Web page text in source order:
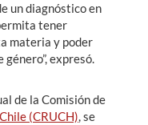
un diagnóstico en
tener
materia y poder
expresó.
de la Comisión de
(CRUCH), se